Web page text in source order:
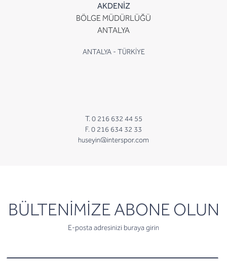
AKDENİZ
BÖLGE MÜDÜRLÜĞÜ
ANTALYA
ANTALYA - TÜRKİYE
T. 0 216 632 44 55
F. 0 216 634 32 33
huseyin@interspor.com
BÜLTENİMİZE ABONE OLUN
E-posta adresinizi buraya girin
newsletter